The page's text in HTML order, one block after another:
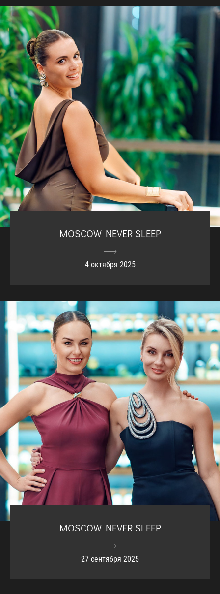
MOSCOW NEVER SLEEP
4 октября 2025
MOSCOW NEVER SLEEP
27 сентября 2025